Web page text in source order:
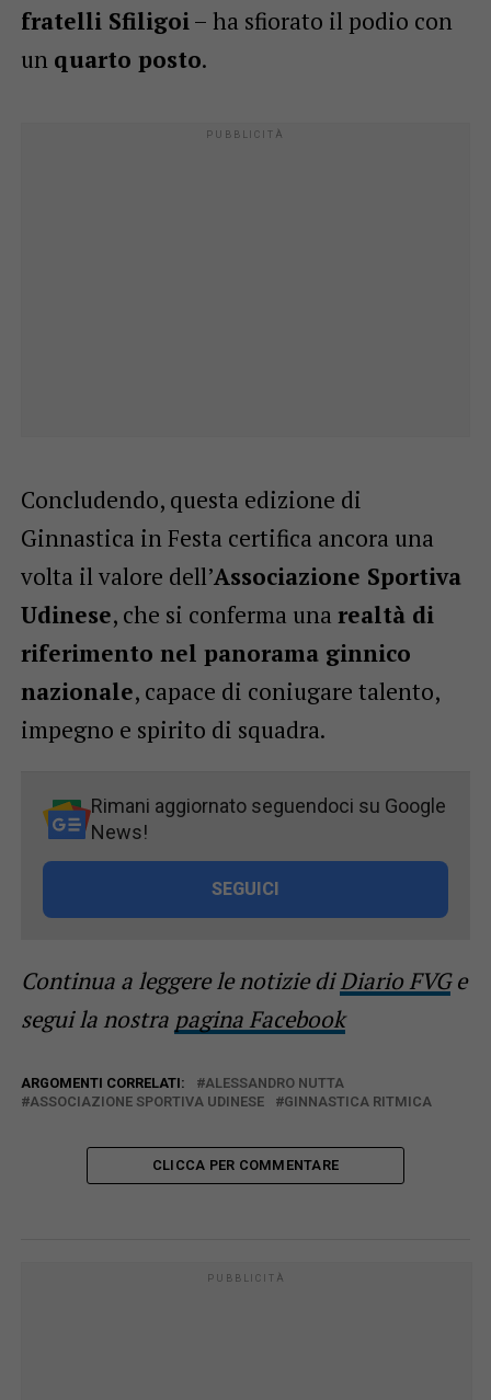
fratelli Sfiligoi– ha sfiorato il podio con
un quarto posto.
Concludendo, questa edizione di
Ginnastica in Festa certifica ancora una
volta il valore dell’Associazione Sportiva
Udinese, che si conferma una realtà di
riferimento nel panorama ginnico
nazionale, capace di coniugare talento,
impegno e spirito di squadra.
Rimani aggiornato seguendoci su Google
News!
SEGUICI
Continua a leggere le notizie diDiario FVGe
segui la nostra pagina Facebook
ARGOMENTI CORRELATI:
ALESSANDRO NUTTA
ASSOCIAZIONE SPORTIVA UDINESE
GINNASTICA RITMICA
CLICCA PER COMMENTARE
PUBBLICITÀ